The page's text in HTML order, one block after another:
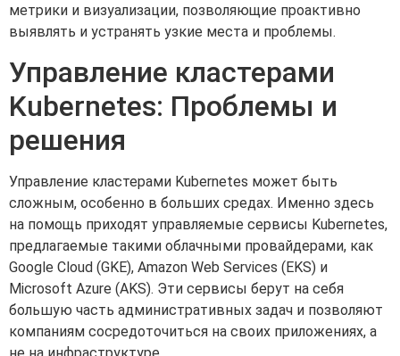
метрики и визуализации, позволяющие проактивно
выявлять и устранять узкие места и проблемы.
Управление кластерами
Kubernetes: Проблемы и
решения
Управление кластерами Kubernetes может быть
сложным, особенно в больших средах. Именно здесь
на помощь приходят управляемые сервисы Kubernetes,
предлагаемые такими облачными провайдерами, как
Google Cloud (GKE), Amazon Web Services (EKS) и
Microsoft Azure (AKS). Эти сервисы берут на себя
большую часть административных задач и позволяют
компаниям сосредоточиться на своих приложениях, а